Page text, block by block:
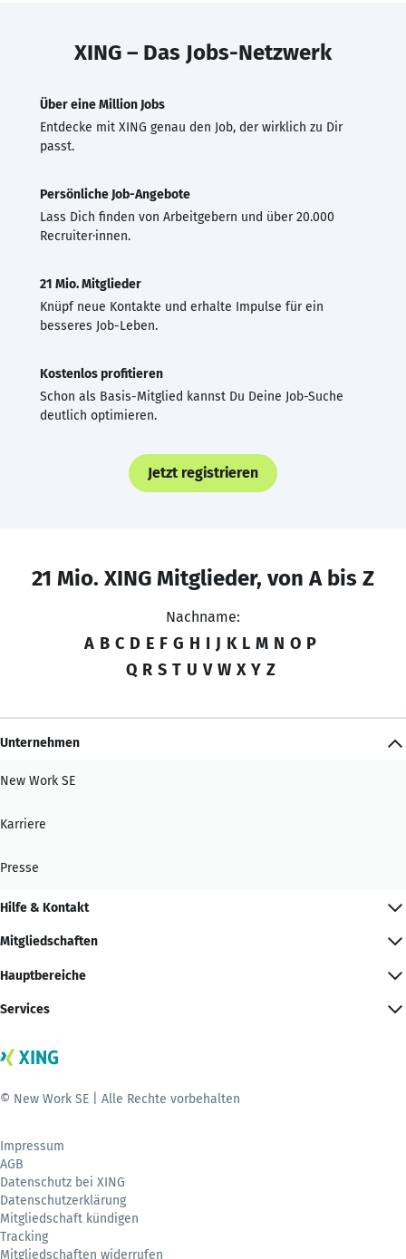
XING – Das Jobs-Netzwerk
Über eine Million Jobs
Entdecke mit XING genau den Job, der wirklich zu Dir
passt.
Persönliche Job-Angebote
Lass Dich finden von Arbeitgebern und über 20.000
Recruiter·innen.
21 Mio. Mitglieder
Knüpf neue Kontakte und erhalte Impulse für ein
besseres Job-Leben.
Kostenlos profitieren
Schon als Basis-Mitglied kannst Du Deine Job-Suche
deutlich optimieren.
Jetzt registrieren
21 Mio. XING Mitglieder, von A bis Z
Nachname:
A B C D E F G H I J K L M N O P
Q R S T U V W X Y Z
Unternehmen
New Work SE
Karriere
Presse
Hilfe & Kontakt
Mitgliedschaften
Hauptbereiche
Services
© New Work SE | Alle Rechte vorbehalten
Impressum
AGB
Datenschutz bei XING
Datenschutzerklärung
Mitgliedschaft kündigen
Tracking
Mitgliedschaften widerrufen